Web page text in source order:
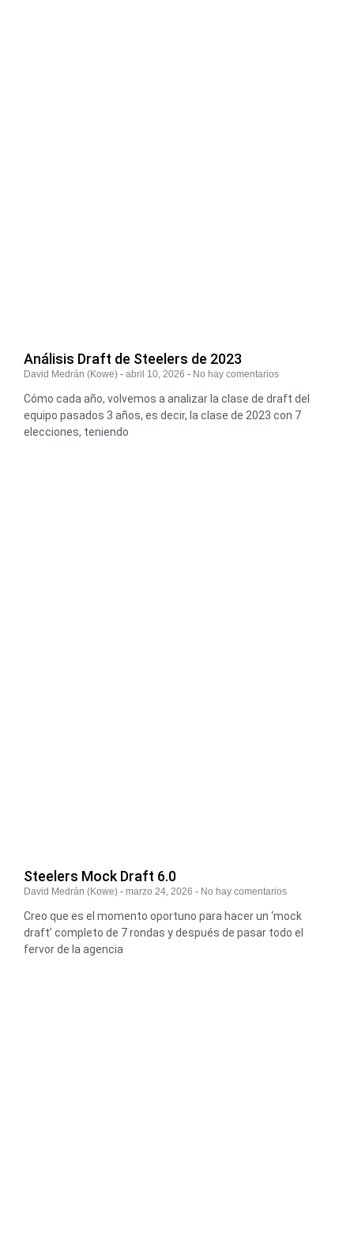
Análisis Draft de Steelers de 2023
David Medrán (Kowe) abril 10, 2026 No hay comentarios
Cómo cada año, volvemos a analizar la clase de draft del
equipo pasados 3 años, es decir, la clase de 2023 con 7
elecciones, teniendo
Steelers Mock Draft 6.0
David Medrán (Kowe) marzo 24, 2026 No hay comentarios
Creo que es el momento oportuno para hacer un ‘mock
draft’ completo de 7 rondas y después de pasar todo el
fervor de la agencia